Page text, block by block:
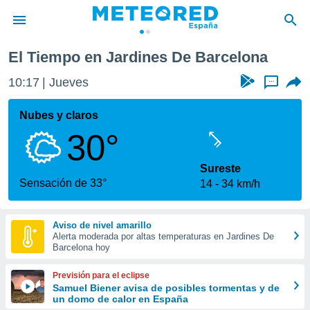
de
por
que se
calidad.
a este
las
y
forma
digital
basada
El Tiempo en Jardines De Barcelona
10:17 Jueves ...
Nubes y claros
30°
Sensación de 33°
Sureste
14
34 km/h
Aviso de nivel amarillo
Alerta moderada por altas temperaturas en Jardines De
Barcelona hoy
Previsión para el eclipse
Samuel Biener avisa de posibles tormentas y de
un domo de calor en España